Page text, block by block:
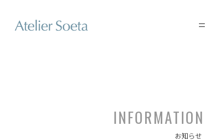
INFORMATION
お知らせ